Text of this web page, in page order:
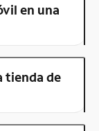
en una
tienda de